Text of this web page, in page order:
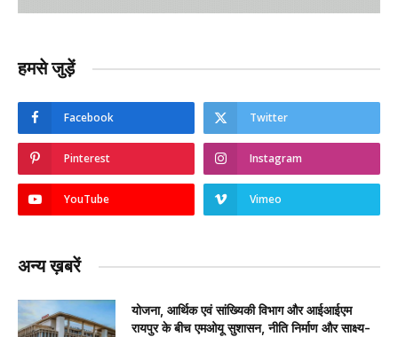
हमसे जुड़ें
Facebook Twitter
Pinterest Instagram
YouTube Vimeo
अन्य ख़बरें
योजना, आर्थिक एवं सांख्यिकी विभाग और आईआईएम
रायपुर के बीच एमओयू सुशासन, नीति निर्माण और साक्ष्य-